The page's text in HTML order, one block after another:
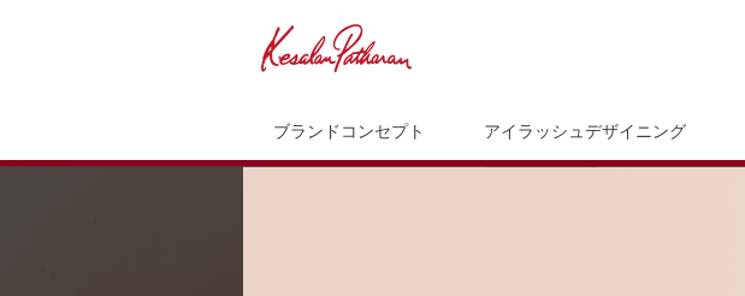
ブランドコンセプト アイラッシュデザイニング